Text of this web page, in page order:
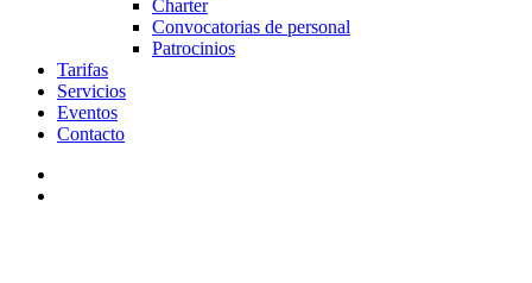
Charter
Convocatorias de personal
Patrocinios
Tarifas
Servicios
Eventos
Contacto